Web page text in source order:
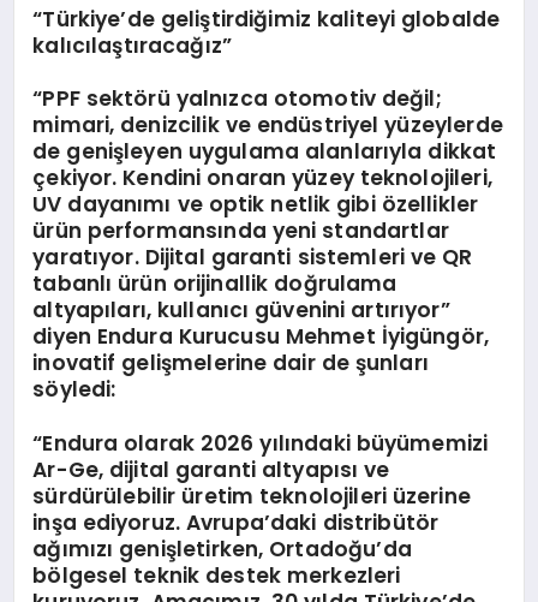
“Türkiye’de geliştirdiğimiz kaliteyi globalde
kalıcılaştıracağız”
“PPF sektörü yalnızca otomotiv değil;
mimari, denizcilik ve endüstriyel yüzeylerde
de genişleyen uygulama alanlarıyla dikkat
çekiyor. Kendini onaran yüzey teknolojileri,
UV dayanımı ve optik netlik gibi özellikler
ürün performansında yeni standartlar
yaratıyor. Dijital garanti sistemleri ve QR
tabanlı ürün orijinallik doğrulama
altyapıları, kullanıcı güvenini artırıyor”
diyen Endura Kurucusu Mehmet İyigüngör,
inovatif gelişmelerine dair de şunları
söyledi:
“Endura olarak 2026 yılındaki büyümemizi
Ar-Ge, dijital garanti altyapısı ve
sürdürülebilir üretim teknolojileri üzerine
inşa ediyoruz. Avrupa’daki distribütör
ağımızı genişletirken, Ortadoğu’da
bölgesel teknik destek merkezleri